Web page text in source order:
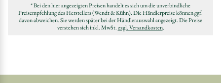
* Bei den hier angezeigten Preisen handelt es sich um die unverbindliche
Preisempfehlung des Herstellers (Wendt & Kühn). Die Händlerpreise können ggf.
davon abweichen. Sie werden später bei der Händlerauswahl angezeigt. Die Preise
verstehen sich inkl. MwSt.zzgl. Versandkosten.